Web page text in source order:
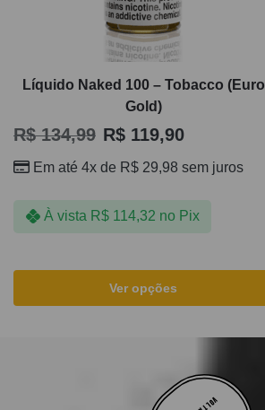
Líquido Naked 100 – Tobacco (Euro
Gold)
R$134,99 R$ 119,90
Em até 4x de R$ 29,98 sem juros
À vista R$114,32 no Pix
Ver opções